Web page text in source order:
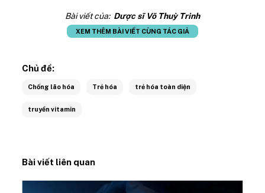
Bài viết của: Dược sĩ Võ Thuỳ Trinh
XEM THÊM BÀI VIẾT CÙNG TÁC GIẢ
Chủ đề:
Chống lão hóa Trẻ hóa trẻ hóa toàn diện
truyền vitamin
Bài viết liên quan